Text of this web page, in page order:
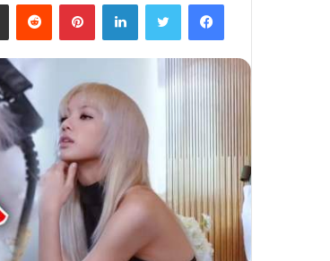
فيسبوك تويتر لينكدإن بينتيريست